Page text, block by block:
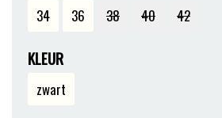
34 36 38 40 42
KLEUR
zwart